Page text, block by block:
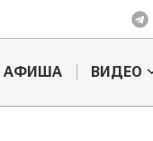
АФИША ВИДЕО